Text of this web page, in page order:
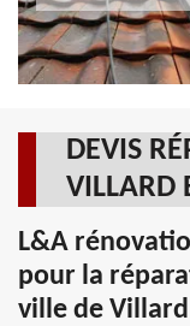
DEVIS
VILLARD
L&A
pour la
ville de